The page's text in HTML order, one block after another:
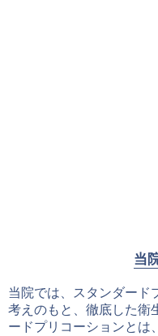
当
当院では、スタンダード
考えのもと、徹底した衛
ードプリコーションとは